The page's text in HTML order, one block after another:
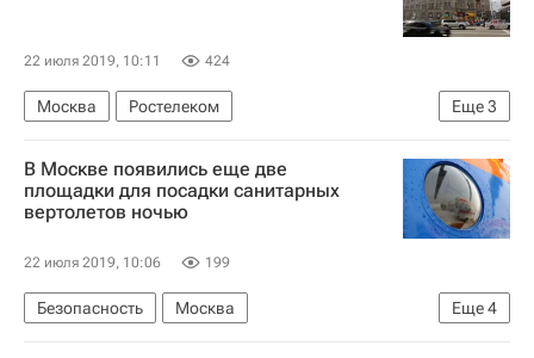
Экология
Мультимедиа
Мультимедиа – РИА Недвижимость
22 июля 2019, 10:11 424
Еще3
Москва
Ростелеком
Центральный телеграф
Коммерческая недвижимость
В Москве появились еще две
площадки для посадки санитарных
вертолетов ночью
22 июля 2019, 10:06 199
Еще4
Безопасность
Москва
Московский авиационный центр (МАЦ)